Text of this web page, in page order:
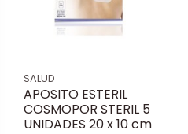
SALUD
APOSITO ESTERIL
COSMOPOR STERIL 5
UNIDADES 20 x 10 cm